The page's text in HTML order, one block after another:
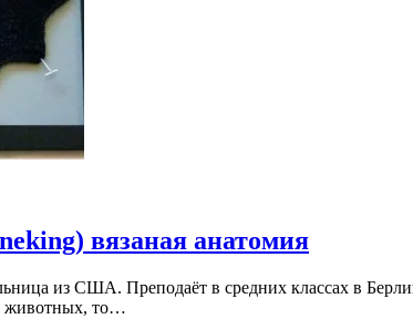
вязаная анатомия
из США. Преподаёт в средних классах в
животных, то…